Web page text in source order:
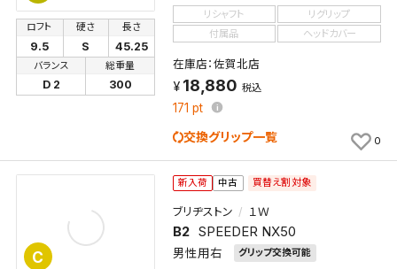
ロフト
9.5
硬さ
S
長さ
45.25
バランス
D 2
総重量
300
リシャフト
リグリップ
付属品
ヘッドカバー
在庫店：佐賀北店
18,880 税込
171 pt
交換グリップ一覧 0
C
新入荷 中古 買替え割対象
ブリヂストン １Ｗ
B2 SPEEDER NX50
男性用右 グリップ交換可能
新着通知を「する」にすると、この条件に一致する商品
が入荷した際に、メール及びお客様のアカウント内の
保存された検索条件は変更できません。
条件を変更したい場合は、マイページの「保存検索条
検索条件を保存
検索条件を保存しました。
これまで保存した検索条件は、マイページの「保存検
索条件一覧」で確認できます。